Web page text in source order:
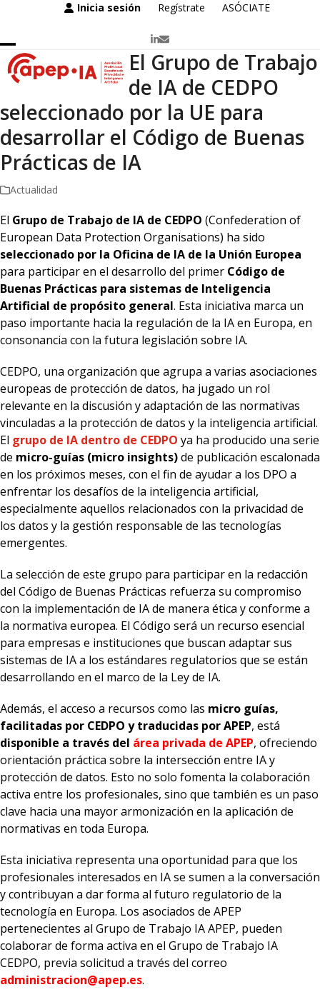
content
Inicia sesión Regístrate ASÓCIATE
LinkedIn
Correo
electrónico
Open
mobile
menu
Close
mobile
menu
El Grupo de Trabajo
de IA de CEDPO
seleccionado por la UE para
desarrollar el Código de Buenas
Prácticas de IA
Actualidad
El Grupo de Trabajo de IA de CEDPO (Confederation of
European Data Protection Organisations) ha sido
seleccionado por la Oficina de IA de la Unión Europea
para participar en el desarrollo del primer Código de
Buenas Prácticas para sistemas de Inteligencia
Artificial de propósito general. Esta iniciativa marca un
paso importante hacia la regulación de la IA en Europa, en
consonancia con la futura legislación sobre IA.
CEDPO, una organización que agrupa a varias asociaciones
europeas de protección de datos, ha jugado un rol
relevante en la discusión y adaptación de las normativas
vinculadas a la protección de datos y la inteligencia artificial.
El grupo de IA dentro de CEDPO ya ha producido una serie
de micro-guías (micro insights)de publicación escalonada
en los próximos meses, con el fin de ayudar a los DPO a
enfrentar los desafíos de la inteligencia artificial,
especialmente aquellos relacionados con la privacidad de
los datos y la gestión responsable de las tecnologías
emergentes.
La selección de este grupo para participar en la redacción
del Código de Buenas Prácticas refuerza su compromiso
con la implementación de IA de manera ética y conforme a
la normativa europea. El Código será un recurso esencial
para empresas e instituciones que buscan adaptar sus
sistemas de IA a los estándares regulatorios que se están
desarrollando en el marco de la Ley de IA.
Además, el acceso a recursos como las micro guías,
facilitadas por CEDPO y traducidas por APEP, está
disponible a través del área privada de APEP, ofreciendo
orientación práctica sobre la intersección entre IA y
protección de datos. Esto no solo fomenta la colaboración
activa entre los profesionales, sino que también es un paso
clave hacia una mayor armonización en la aplicación de
normativas en toda Europa​.
Esta iniciativa representa una oportunidad para que los
profesionales interesados en IA se sumen a la conversación
y contribuyan a dar forma al futuro regulatorio de la
tecnología en Europa. Los asociados de APEP
pertenecientes al Grupo de Trabajo IA APEP, pueden
colaborar de forma activa en el Grupo de Trabajo IA
CEDPO, previa solicitud a través del correo
administracion@apep.es.